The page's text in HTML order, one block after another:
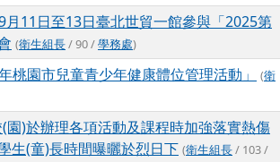
月11日至13日臺北世貿一館參與「2025第
(衛生組長/ 90 /學務處)
桃園市兒童青少年健康體位管理活動」 (衛
園)於辦理各項活動及課程時加強落實熱傷
生(童)長時間曝曬於烈日下 (衛生組長/ 103 /